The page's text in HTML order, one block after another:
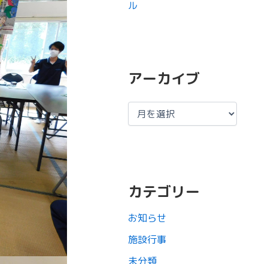
ル
アーカイブ
カテゴリー
お知らせ
施設行事
未分類